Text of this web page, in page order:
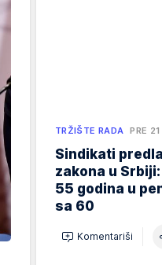
TRŽIŠTE RADA PRE 21
Sindikati
zakona u
55 godina u
sa 60
Komentariši